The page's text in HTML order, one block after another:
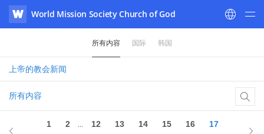
WATV
World Mission Society Church of God
所有内容 国际 韩国
上帝的教会新闻
所有内容
1 2 ... 12 13 14 15 16
17